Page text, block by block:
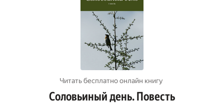
Читать бесплатно онлайн книгу
Соловьиный день. Повесть